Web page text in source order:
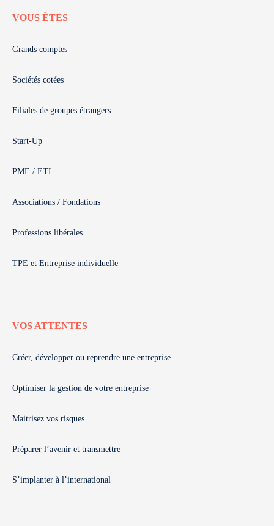
VOUS ÊTES
Grands comptes
Sociétés cotées
Filiales de groupes étrangers
Start-Up
PME / ETI
Associations / Fondations
Professions libérales
TPE et Entreprise individuelle
VOS ATTENTES
Créer, développer ou reprendre une entreprise
Optimiser la gestion de votre entreprise
Maitrisez vos risques
Préparer l’avenir et transmettre
S’implanter à l’international